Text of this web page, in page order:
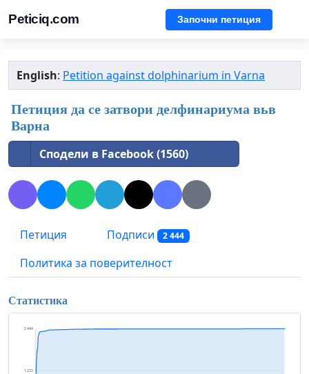
Peticiq.com Започни петиция
English: Petition against dolphinarium in Varna
Петиция да се затвори делфинариума вьв
Варна
Сподели в Facebook (1560)
Петиция Подписи 2 444
Политика за поверителност
Статистика
1 222
2 444